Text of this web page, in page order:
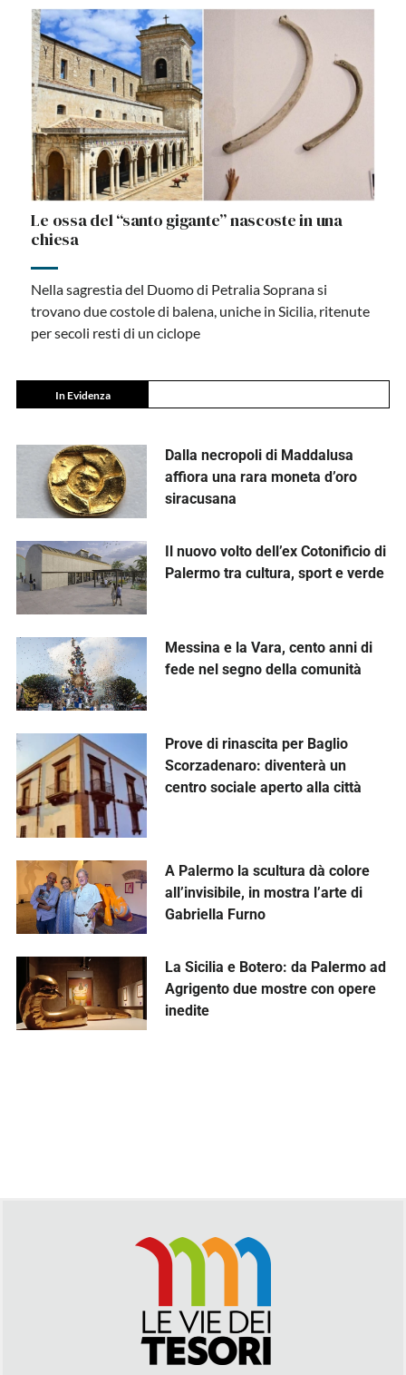
Le ossa del “santo gigante” nascoste in una
chiesa
Nella sagrestia del Duomo di Petralia Soprana si
trovano due costole di balena, uniche in Sicilia, ritenute
per secoli resti di un ciclope
In Evidenza
Dalla necropoli di Maddalusa
affiora una rara moneta d’oro
siracusana
Il nuovo volto dell’ex Cotonificio di
Palermo tra cultura, sport e verde
Messina e la Vara, cento anni di
fede nel segno della comunità
Prove di rinascita per Baglio
Scorzadenaro: diventerà un
centro sociale aperto alla città
A Palermo la scultura dà colore
all’invisibile, in mostra l’arte di
Gabriella Furno
La Sicilia e Botero: da Palermo ad
Agrigento due mostre con opere
inedite